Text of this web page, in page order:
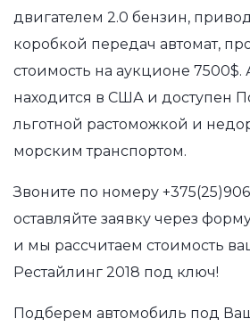
двигателем 2.0 бензин,
коробкой передач автомат,
стоимость на аукционе 7500$.
находится в США и доступен
льготной растоможкой и
морским транспортом.
Звоните по номеру
оставляйте заявку через
и мы рассчитаем стоимость
Рестайлинг 2018 под ключ!
Подберем автомобиль под